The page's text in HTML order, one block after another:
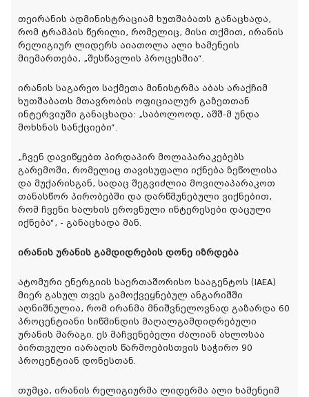
თეირანის ადმინისტრაციამ ხუთშაბათს განაცხადა,
რომ ტრამპის წერილი, რომელიც, მისი თქმით, ირანის
რელიგიურ ლიდერს აიათოლა ალი ხამენეის
მიემართება, „შესწავლის პროცესშია“.
ირანის საგარეო საქმეთა მინისტრმა აბას არაქჩიმ
ხუთშაბათს მთავრობის ოფიციალურ გაზეთთან
ინტერვიუში განაცხადა: „საბოლოოდ, აშშ-მ უნდა
მოხსნას სანქციები“.
„ჩვენ დავიწყებთ პირდაპირ მოლაპარაკებებს
გარემოში, რომელიც თავისუფალი იქნება ზეწოლისა
და მუქარისგან, სადაც შეგვიძლია მოვილაპარაკოთ
თანასწორ პირობებში და დარწმუნებული ვიქნებით,
რომ ჩვენი ხალხის ეროვნული ინტერესები დაცული
იქნება“, - განაცხადა მან.
ირანის ურანის გამდიდრების დონე იზრდება
ატომური ენერგიის საერთაშორისო სააგენტოს (IAEA)
მიერ გასულ თვეს გამოქვეყნებულ ანგარიშში
აღნიშნულია, რომ ირანმა მნიშვნელოვნად გაზარდა 60
პროცენტიანი სიწმინდის მაღალგამდიდრებული
ურანის მარაგი. ეს მაჩვენებელი ძალიან ახლოსაა
ბირთვული იარაღის წარმოებისთვის საჭირო 90
პროცენტიან დონესთან.
თუმცა, ირანის რელიგიურმა ლიდერმა ალი ხამენეიმ